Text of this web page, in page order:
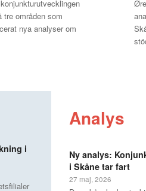
tre områden som
nya analyser om
i
Analys
Ny analys:
i Skåne tar fart
27 maj, 2026